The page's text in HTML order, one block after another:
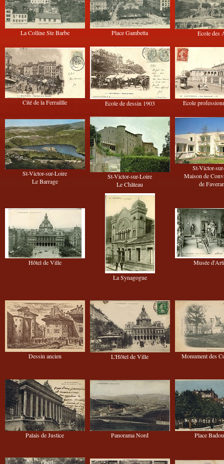
La Colline Ste Barbe Place Gambetta Ecole des
Cité de la Ferraillle Ecole de dessin 1903 Ecole
St-Victor-sur-Loire
Le Barrage
St-Victor-sur-Loire
Le Château
St-Victor-
Maison de
de
Hôtel de Ville
La Synagogue
Musée
Dessin ancien L'Hôtel de Ville Monument des
Palais de Justice Panorama Nord Place